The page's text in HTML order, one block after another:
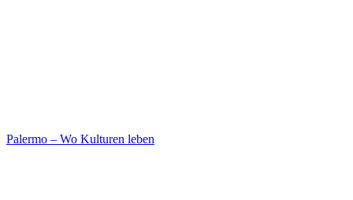
Palermo – Wo Kulturen leben